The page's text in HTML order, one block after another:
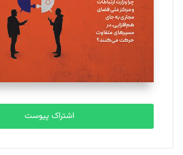
ملینا جعفری
تحریریه
مصطفی مسجدی آرانی
تحریریه
بابک نقاش
تحریریه
اشتراک پیوست